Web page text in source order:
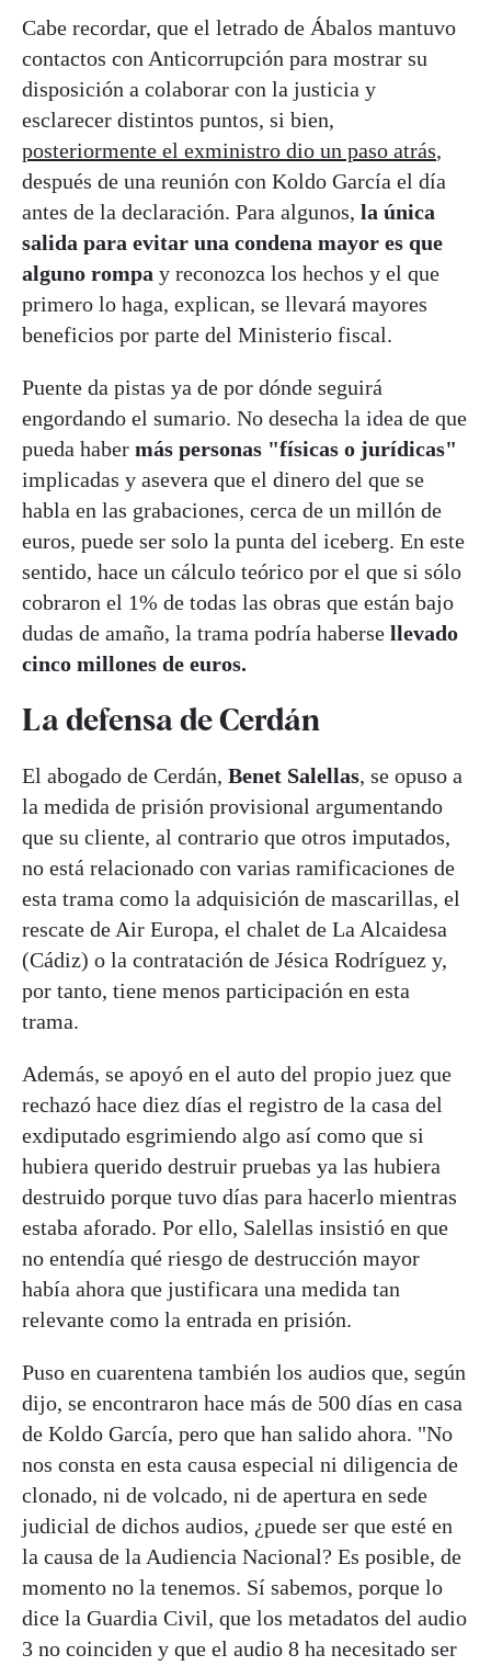
Cabe recordar, que el letrado de Ábalos mantuvo
contactos con Anticorrupción para mostrar su
disposición a colaborar con la justicia y
esclarecer distintos puntos, si bien,
posteriormente el exministro dio un paso atrás,
después de una reunión con Koldo García el día
antes de la declaración. Para algunos, la única
salida para evitar una condena mayor es que
alguno rompa y reconozca los hechos y el que
primero lo haga, explican, se llevará mayores
beneficios por parte del Ministerio fiscal.
Puente da pistas ya de por dónde seguirá
engordando el sumario. No desecha la idea de que
pueda haber más personas "físicas o jurídicas"
implicadas y asevera que el dinero del que se
habla en las grabaciones, cerca de un millón de
euros, puede ser solo la punta del iceberg. En este
sentido, hace un cálculo teórico por el que si sólo
cobraron el 1% de todas las obras que están bajo
dudas de amaño, la trama podría haberse llevado
cinco millones de euros.
La defensa de Cerdán
El abogado de Cerdán, Benet Salellas, se opuso a
la medida de prisión provisional argumentando
que su cliente, al contrario que otros imputados,
no está relacionado con varias ramificaciones de
esta trama como la adquisición de mascarillas, el
rescate de Air Europa, el chalet de La Alcaidesa
(Cádiz) o la contratación de Jésica Rodríguez y,
por tanto, tiene menos participación en esta
trama.
Además, se apoyó en el auto del propio juez que
rechazó hace diez días el registro de la casa del
exdiputado esgrimiendo algo así como que si
hubiera querido destruir pruebas ya las hubiera
destruido porque tuvo días para hacerlo mientras
estaba aforado. Por ello, Salellas insistió en que
no entendía qué riesgo de destrucción mayor
había ahora que justificara una medida tan
relevante como la entrada en prisión.
Puso en cuarentena también los audios que, según
dijo, se encontraron hace más de 500 días en casa
de Koldo García, pero que han salido ahora. "No
nos consta en esta causa especial ni diligencia de
clonado, ni de volcado, ni de apertura en sede
judicial de dichos audios, ¿puede ser que esté en
la causa de la Audiencia Nacional? Es posible, de
momento no la tenemos. Sí sabemos, porque lo
dice la Guardia Civil, que los metadatos del audio
3 no coinciden y que el audio 8 ha necesitado ser